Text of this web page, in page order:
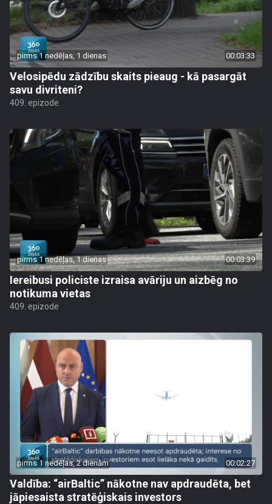
pirms 1 nedēļas, 1 dienas 00:03:33
Velosipēdu zādzību skaits pieaug - kā pasargāt
savu divriteni?
409. epizode
pirms 1 nedēļas, 1 dienas 00:03:39
Iereibusi policiste izraisa avāriju un aizbēg no
notikuma vietas
409. epizode
pirms 1 nedēļas, 2 dienām 00:02:27
Valdība: “airBaltic” nākotne nav apdraudēta, bet
jāpiesaista stratēģiskais investors